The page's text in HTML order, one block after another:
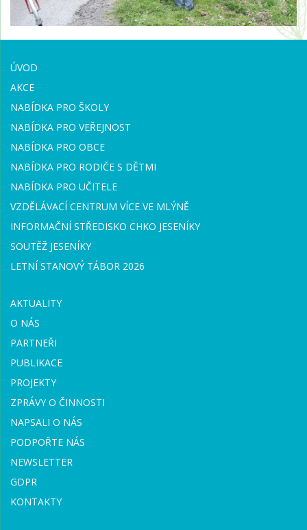
ÚVOD
AKCE
NABÍDKA PRO ŠKOLY
NABÍDKA PRO VEŘEJNOST
NABÍDKA PRO OBCE
NABÍDKA PRO RODIČE S DĚTMI
NABÍDKA PRO UČITELE
VZDĚLÁVACÍ CENTRUM VÍCE VE MLÝNĚ
INFORMAČNÍ STŘEDISKO CHKO JESENÍKY
SOUTĚŽ JESENÍKY
LETNÍ STANOVÝ TÁBOR 2026
AKTUALITY
O NÁS
PARTNEŘI
PUBLIKACE
PROJEKTY
ZPRÁVY O ČINNOSTI
NAPSALI O NÁS
PODPOŘTE NÁS
NEWSLETTER
GDPR
KONTAKTY